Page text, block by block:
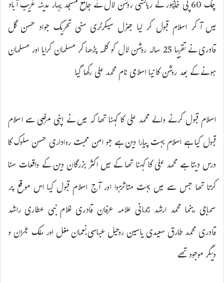
چک 60 پی خانپور کے رہائشی روشن لال نے جامع مسجد بہار مدینہ غریب آباد
میں آکر اسلام قبول کر لیا جنرل سیکرٹری سنی تحریک جواد حسن گل
قادری نے تقریبا 25 سالہ روشن لال کو کلمہ پڑھا کر مسلمان کرایا اور مسلمان
ہونے کے بعد روشن کا نیا اسلامی نام محمد علی رکھا گیا
اسلام قبول کرنے والے محمد علی کا کہنا تھا کہ میں نے اپنی مرضی سے اسلام
قبول کیا ہے اسلام بہت پیارا دین ہے جو امن محبت رواداری حسن سلوک کا
درس دیتا ہے محمد علی کا کہنا تھا کے میں اکثر بزرگان دین کے واقعات سنا
کرتا تھا جس سے میں بہت متاثرہوا اور آج اسلام قبول کیا اس موقع پر
سماجی رہنما محمد ارشد رحمانی علامہ عرفان قادری غلام نبی عطاری راشد
قادری محمد طارق سعیدی یاسین روحیل عباسی،نعمان مغل اور ملک عمران و
دیگر موجود تھے